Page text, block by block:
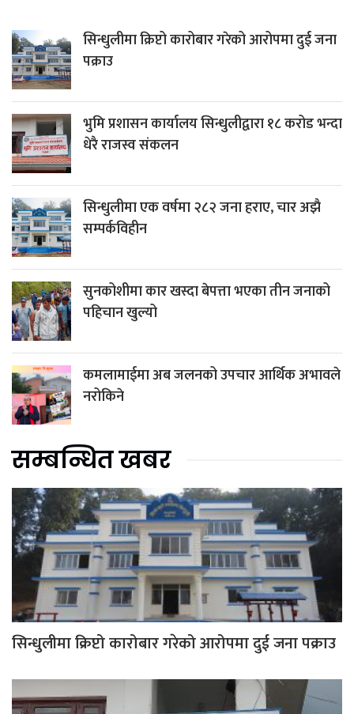
सिन्धुलीमा क्रिप्टो कारोबार गरेको आरोपमा दुई जना
पक्राउ
भुमि प्रशासन कार्यालय सिन्धुलीद्वारा १८ करोड भन्दा
धेरै राजस्व संकलन
सिन्धुलीमा एक वर्षमा २८२ जना हराए, चार अझै
सम्पर्कविहीन
सुनकोशीमा कार खस्दा बेपत्ता भएका तीन जनाको
पहिचान खुल्यो
कमलामाईमा अब जलनको उपचार आर्थिक अभावले
नरोकिने
सम्बन्धित खबर
सिन्धुलीमा क्रिप्टो कारोबार गरेको आरोपमा दुई जना पक्राउ